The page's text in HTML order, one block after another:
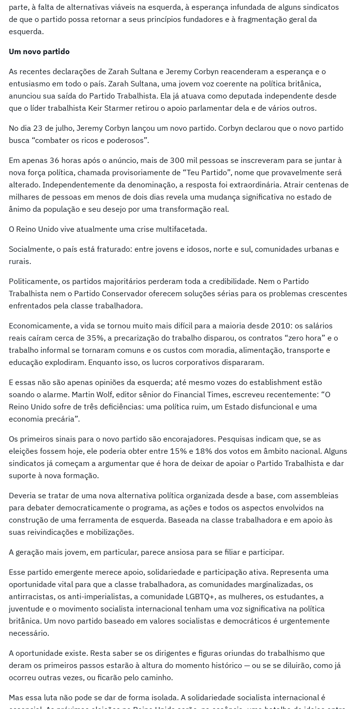
parte, à falta de alternativas viáveis na esquerda, à esperança infundada de alguns sindicatos
de que o partido possa retornar a seus princípios fundadores e à fragmentação geral da
esquerda.
Um novo partido
As recentes declarações de Zarah Sultana e Jeremy Corbyn reacenderam a esperança e o
entusiasmo em todo o país. Zarah Sultana, uma jovem voz coerente na política britânica,
anunciou sua saída do Partido Trabalhista. Ela já atuava como deputada independente desde
que o líder trabalhista Keir Starmer retirou o apoio parlamentar dela e de vários outros.
No dia 23 de julho, Jeremy Corbyn lançou um novo partido. Corbyn declarou que o novo partido
busca “combater os ricos e poderosos”.
Em apenas 36 horas após o anúncio, mais de 300 mil pessoas se inscreveram para se juntar à
nova força política, chamada provisoriamente de “Teu Partido”, nome que provavelmente será
alterado. Independentemente da denominação, a resposta foi extraordinária. Atrair centenas de
milhares de pessoas em menos de dois dias revela uma mudança significativa no estado de
ânimo da população e seu desejo por uma transformação real.
O Reino Unido vive atualmente uma crise multifacetada.
Socialmente, o país está fraturado: entre jovens e idosos, norte e sul, comunidades urbanas e
rurais.
Politicamente, os partidos majoritários perderam toda a credibilidade. Nem o Partido
Trabalhista nem o Partido Conservador oferecem soluções sérias para os problemas crescentes
enfrentados pela classe trabalhadora.
Economicamente, a vida se tornou muito mais difícil para a maioria desde 2010: os salários
reais caíram cerca de 35%, a precarização do trabalho disparou, os contratos “zero hora” e o
trabalho informal se tornaram comuns e os custos com moradia, alimentação, transporte e
educação explodiram. Enquanto isso, os lucros corporativos dispararam.
E essas não são apenas opiniões da esquerda; até mesmo vozes do establishment estão
soando o alarme. Martin Wolf, editor sênior do Financial Times, escreveu recentemente: “O
Reino Unido sofre de três deficiências: uma política ruim, um Estado disfuncional e uma
economia precária”.
Os primeiros sinais para o novo partido são encorajadores. Pesquisas indicam que, se as
eleições fossem hoje, ele poderia obter entre 15% e 18% dos votos em âmbito nacional. Alguns
sindicatos já começam a argumentar que é hora de deixar de apoiar o Partido Trabalhista e dar
suporte à nova formação.
Deveria se tratar de uma nova alternativa política organizada desde a base, com assembleias
para debater democraticamente o programa, as ações e todos os aspectos envolvidos na
construção de uma ferramenta de esquerda. Baseada na classe trabalhadora e em apoio às
suas reivindicações e mobilizações.
A geração mais jovem, em particular, parece ansiosa para se filiar e participar.
Esse partido emergente merece apoio, solidariedade e participação ativa. Representa uma
oportunidade vital para que a classe trabalhadora, as comunidades marginalizadas, os
antirracistas, os anti-imperialistas, a comunidade LGBTQ+, as mulheres, os estudantes, a
juventude e o movimento socialista internacional tenham uma voz significativa na política
britânica. Um novo partido baseado em valores socialistas e democráticos é urgentemente
necessário.
A oportunidade existe. Resta saber se os dirigentes e figuras oriundas do trabalhismo que
deram os primeiros passos estarão à altura do momento histórico — ou se se diluirão, como já
ocorreu outras vezes, ou ficarão pelo caminho.
Mas essa luta não pode se dar de forma isolada. A solidariedade socialista internacional é